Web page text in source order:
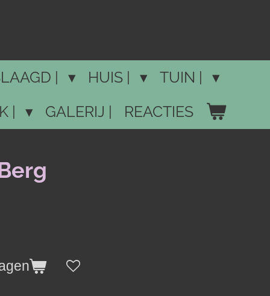
| HUIS |
TUIN |
| GALERIJ | REACTIES